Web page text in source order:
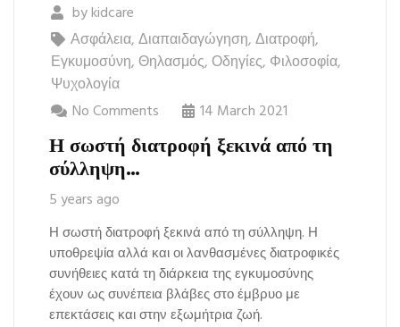
bykidcare
Ασφάλεια,Διαπαιδαγώγηση,Διατροφή,
Εγκυμοσύνη, Θηλασμός, Οδηγίες, Φιλοσοφία,
Ψυχολογία
No Comments
14 March 2021
Η σωστή διατροφή ξεκινά από τη
σύλληψη…
5 years ago
Η σωστή διατροφή ξεκινά από τη σύλληψη. Η
υποθρεψία αλλά και οι λανθασμένες διατροφικές
συνήθειες κατά τη διάρκεια της εγκυμοσύνης
έχουν ως συνέπεια βλάβες στο έμβρυο με
επεκτάσεις και στην εξωμήτρια ζωή.